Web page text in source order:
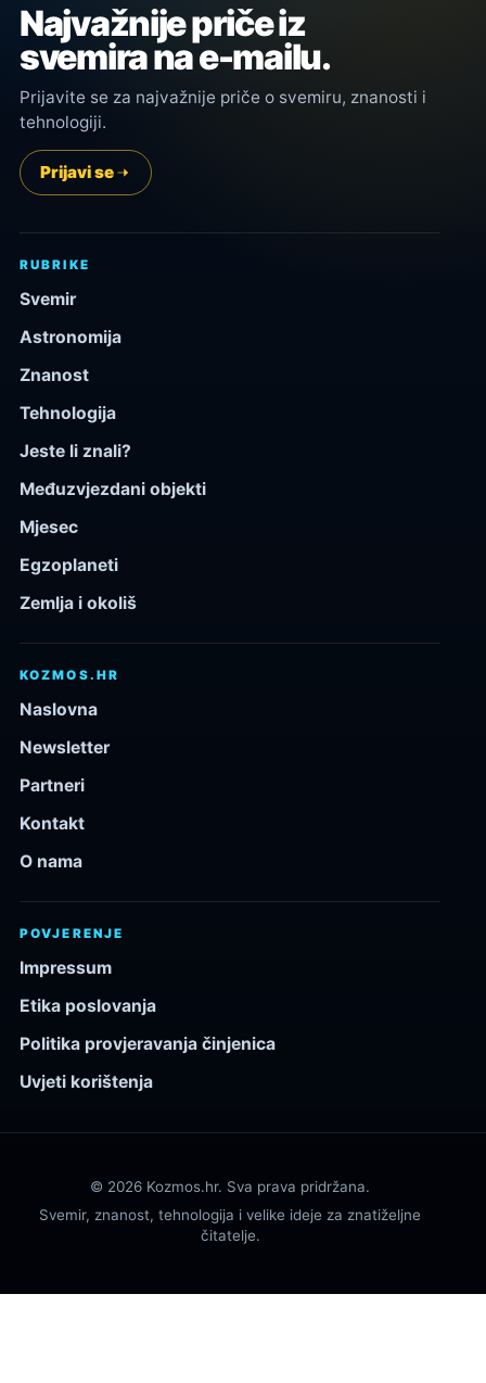
Najvažnije priče iz
svemira na e-mailu.
Prijavite se za najvažnije priče o svemiru, znanosti i
tehnologiji.
Prijavi se
RUBRIKE
Svemir
Astronomija
Znanost
Tehnologija
Jeste li znali?
Međuzvjezdani objekti
Mjesec
Egzoplaneti
Zemlja i okoliš
KOZMOS.HR
Naslovna
Newsletter
Partneri
Kontakt
O nama
POVJERENJE
Impressum
Etika poslovanja
Politika provjeravanja činjenica
Uvjeti korištenja
© 2026 Kozmos.hr. Sva prava pridržana.
Svemir, znanost, tehnologija i velike ideje za znatiželjne
čitatelje.